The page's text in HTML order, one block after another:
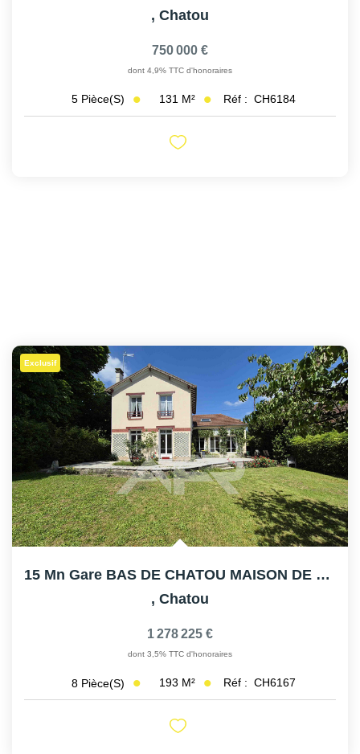
, Chatou
750 000 €
dont 4,9% TTC d'honoraires
5 Pièce(s) 131 M² Réf : CH6184
Exclusif
15 Mn Gare BAS DE CHATOU MAISON DE CARACTERE AVEC GRAND...
, Chatou
1 278 225 €
dont 3,5% TTC d'honoraires
8 Pièce(s) 193 M² Réf : CH6167